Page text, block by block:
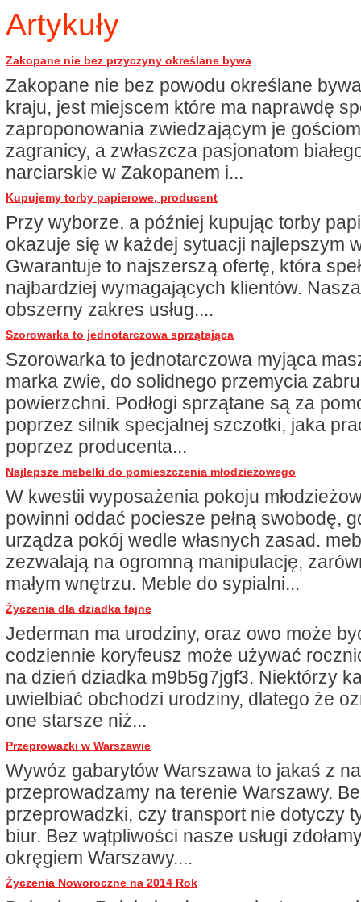
Artykuły
Zakopane nie bez przyczyny określane bywa
Zakopane nie bez powodu określane
kraju, jest miejscem które ma naprawdę
zaproponowania zwiedzającym je
zagranicy, a zwłaszcza pasjonatom
narciarskie w Zakopanem i...
Kupujemy torby papierowe, producent
Przy wyborze, a później kupując torby
okazuje się w każdej sytuacji najlepszym
Gwarantuje to najszerszą ofertę, która
najbardziej wymagających klientów.
obszerny zakres usług....
Szorowarka to jednotarczowa sprzątająca
Szorowarka to jednotarczowa myjąca
marka zwie, do solidnego przemycia
powierzchni. Podłogi sprzątane są za
poprzez silnik specjalnej szczotki, jaka
poprzez producenta...
Najlepsze mebelki do pomieszczenia młodzieżowego
W kwestii wyposażenia pokoju
powinni oddać pociesze pełną swobodę,
urządza pokój wedle własnych zasad.
zezwalają na ogromną manipulację,
małym wnętrzu. Meble do sypialni...
Życzenia dla dziadka fajne
Jederman ma urodziny, oraz owo może
codziennie koryfeusz może używać
na dzień dziadka m9b5g7jgf3. Niektórzy
uwielbiać obchodzi urodziny, dlatego że
one starsze niż...
Przeprowazki w Warszawie
Wywóz gabarytów Warszawa to jakaś z
przeprowadzamy na terenie Warszawy.
przeprowadzki, czy transport nie dotyczy
biur. Bez wątpliwości nasze usługi
okręgiem Warszawy....
Życzenia Noworoczne na 2014 Rok